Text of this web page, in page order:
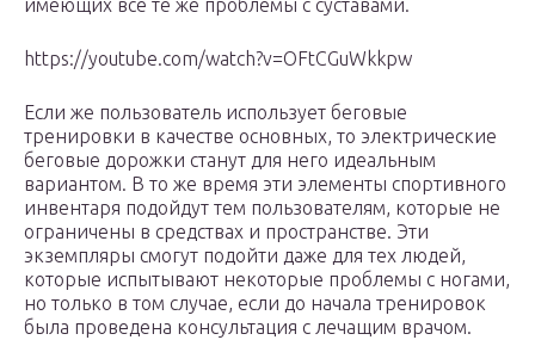
имеющих всё те же проблемы с суставами.
https://youtube.com/watch?v=OFtCGuWkkpw
Если же пользователь использует беговые
тренировки в качестве основных, то электрические
беговые дорожки станут для него идеальным
вариантом. В то же время эти элементы спортивного
инвентаря подойдут тем пользователям, которые не
ограничены в средствах и пространстве. Эти
экземпляры смогут подойти даже для тех людей,
которые испытывают некоторые проблемы с ногами,
но только в том случае, если до начала тренировок
была проведена консультация с лечащим врачом.